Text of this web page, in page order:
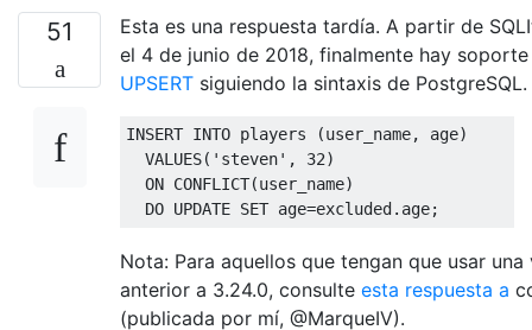
51
Esta es una respuesta tardía. A partir de
el 4 de junio de 2018, finalmente hay
UPSERT siguiendo la sintaxis de PostgreSQL.
INSERT INTO players (user_name, age)
VALUES( 'steven' , 32)
ON CONFLICT(user_name)
  DO
UPDATE SET age=excluded. age;
Nota: Para aquellos que tengan que usar
anterior a 3.24.0, consulte esta respuesta a
(publicada por mí, @MarqueIV).